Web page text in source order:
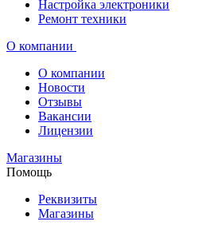
Настройка электроники
Ремонт техники
О компании
О компании
Новости
Отзывы
Вакансии
Лицензии
Магазины
Помощь
Реквизиты
Магазины